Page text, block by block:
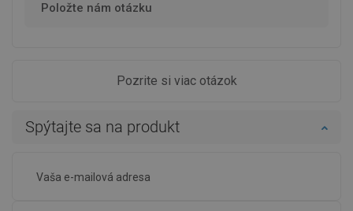
Položte nám otázku
Pozrite si viac otázok
Spýtajte sa na produkt